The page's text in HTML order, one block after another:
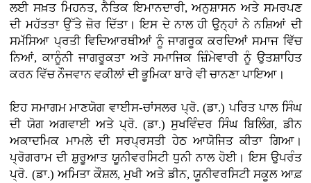
ਲਈ ਸਖ਼ਤ ਮਿਹਨਤ, ਨੈਤਿਕ ਇਮਾਨਦਾਰੀ, ਅਨੁਸ਼ਾਸਨ ਅਤੇ ਸਮਰਪਣ
ਦੀ ਮਹੱਤਤਾ ਉੱਤੇ ਜ਼ੋਰ ਦਿੱਤਾ। ਇਸ ਦੇ ਨਾਲ ਹੀ ਉਨ੍ਹਾਂ ਨੇ ਨਸ਼ਿਆਂ ਦੀ
ਸਮੱਸਿਆ ਪ੍ਰਤੀ ਵਿਦਿਆਰਥੀਆਂ ਨੂੰ ਜਾਗਰੂਕ ਕਰਦਿਆਂ ਸਮਾਜ ਵਿੱਚ
ਨਿਆਂ, ਕਾਨੂੰਨੀ ਜਾਗਰੂਕਤਾ ਅਤੇ ਸਮਾਜਿਕ ਜ਼ਿੰਮੇਵਾਰੀ ਨੂੰ ਉਤਸ਼ਾਹਿਤ
ਕਰਨ ਵਿੱਚ ਨੌਜਵਾਨ ਵਕੀਲਾਂ ਦੀ ਭੂਮਿਕਾ ਬਾਰੇ ਵੀ ਚਾਨਣਾ ਪਾਇਆ।
ਇਹ ਸਮਾਗਮ ਮਾਣਯੋਗ ਵਾਈਸ-ਚਾਂਸਲਰ ਪ੍ਰੋ. (ਡਾ.) ਪਰਿਤ ਪਾਲ ਸਿੰਘ
ਦੀ ਯੋਗ ਅਗਵਾਈ ਅਤੇ ਪ੍ਰੋ. (ਡਾ.) ਸੁਖਵਿੰਦਰ ਸਿੰਘ ਬਿਲਿੰਗ, ਡੀਨ
ਅਕਾਦਮਿਕ ਮਾਮਲੇ ਦੀ ਸਰਪ੍ਰਸਤੀ ਹੇਠ ਆਯੋਜਿਤ ਕੀਤਾ ਗਿਆ।
ਪ੍ਰੋਗਰਾਮ ਦੀ ਸ਼ੁਰੂਆਤ ਯੂਨੀਵਰਸਿਟੀ ਧੁਨੀ ਨਾਲ ਹੋਈ। ਇਸ ਉਪਰੰਤ
ਪ੍ਰੋ. (ਡਾ.) ਅਮਿਤਾ ਕੌਸ਼ਲ, ਮੁਖੀ ਅਤੇ ਡੀਨ, ਯੂਨੀਵਰਸਿਟੀ ਸਕੂਲ ਆਫ਼